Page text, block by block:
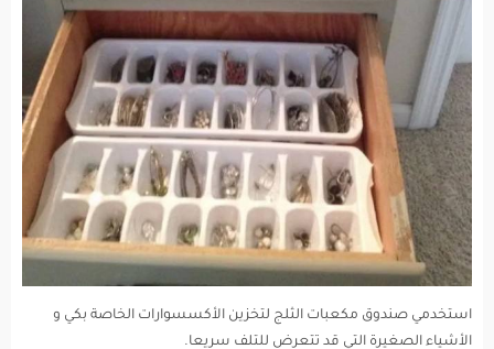
استخدمي صندوق مكعبات الثلج لتخزين الأكسسوارات الخاصة بكي و
الأشياء الصغيرة التي قد تتعرض للتلف سريعا.